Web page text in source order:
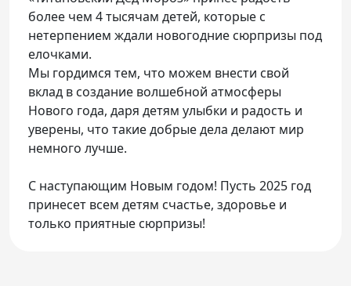
более чем 4 тысячам детей, которые с
нетерпением ждали новогодние сюрпризы под
елочками.
Мы гордимся тем, что можем внести свой
вклад в создание волшебной атмосферы
Нового года, даря детям улыбки и радость и
уверены, что такие добрые дела делают мир
немного лучше.
С наступающим Новым годом! Пусть 2025 год
принесет всем детям счастье, здоровье и
только приятные сюрпризы!